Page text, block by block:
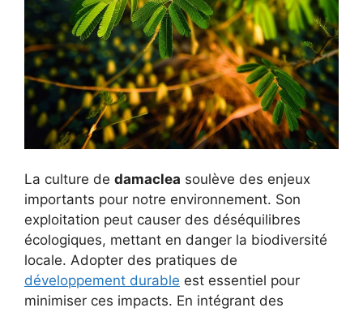
La culture de damaclea soulève des enjeux
importants pour notre environnement. Son
exploitation peut causer des déséquilibres
écologiques, mettant en danger la biodiversité
locale. Adopter des pratiques de
développement durable est essentiel pour
minimiser ces impacts. En intégrant des